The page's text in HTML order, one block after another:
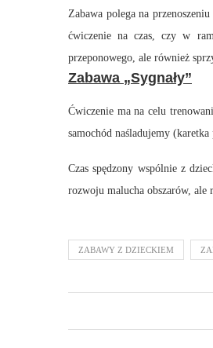
Zabawa polega na
ćwiczenie na czas, czy w
przeponowego, ale również
Zabawa „Sygnały”
Ćwiczenie ma na celu
samochód naśladujemy
Czas spędzony wspólnie z
rozwoju malucha obszarów, ale
ZABAWY Z DZIECKIEM